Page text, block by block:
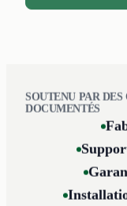
SOUTENU PAR
DOCUMENTÉS